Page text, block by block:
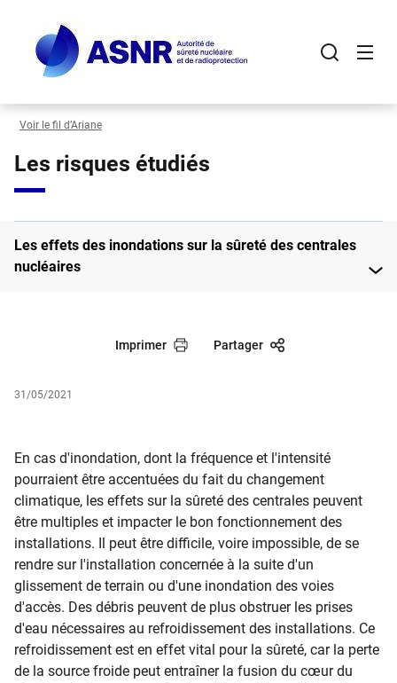
contenu
principal
Voir le fil d’Ariane
Les risques étudiés
Les effets des inondations sur la sûreté des centrales
nucléaires
Imprimer Partager
31/05/2021
En cas d'inondation, dont la fréquence et l'intensité
pourraient être accentuées du fait du changement
climatique, les effets sur la sûreté des centrales peuvent
être multiples et impacter le bon fonctionnement des
installations. Il peut être difficile, voire impossible, de se
rendre sur l'installation concernée à la suite d'un
glissement de terrain ou d'une inondation des voies
d'accès. Des débris peuvent de plus obstruer les prises
d'eau nécessaires au refroidissement des installations. Ce
refroidissement est en effet vital pour la sûreté, car la perte
de la source froide peut entraîner la fusion du cœur du